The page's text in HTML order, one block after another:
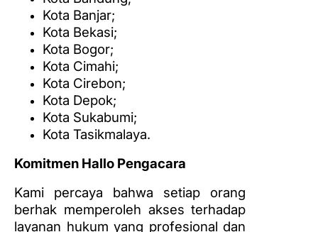
Kota Banjar;
Kota Bekasi;
Kota Bogor;
Kota Cimahi;
Kota Cirebon;
Kota Depok;
Kota Sukabumi;
Kota Tasikmalaya.
Komitmen Hallo Pengacara
Kami percaya bahwa setiap orang
berhak memperoleh akses terhadap
layanan hukum yang profesional dan